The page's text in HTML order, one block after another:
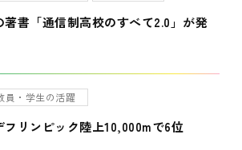
著書「通信制高校のすべて2.0」が発
員・学生の活躍
リンピック陸上10,000mで6位